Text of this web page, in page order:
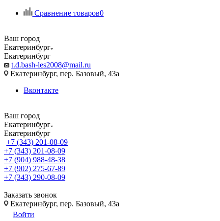
Сравнение товаров0
Ваш город
Екатеринбург
Екатеринбург
t.d.bash-les2008@mail.ru
Екатеринбург, пер. Базовый, 43а
Вконтакте
Ваш город
Екатеринбург
Екатеринбург
+7 (343) 201-08-09
+7 (343) 201-08-09
+7 (904) 988-48-38
+7 (902) 275-67-89
+7 (343) 290-08-09
Заказать звонок
Екатеринбург, пер. Базовый, 43а
Войти